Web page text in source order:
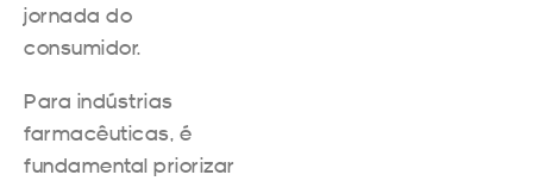
jornada do
consumidor.
Para indústrias
farmacêuticas, é
fundamental priorizar